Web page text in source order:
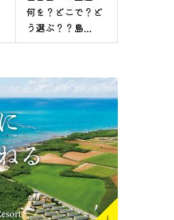
何を？どこで？ど
う選ぶ？？島...